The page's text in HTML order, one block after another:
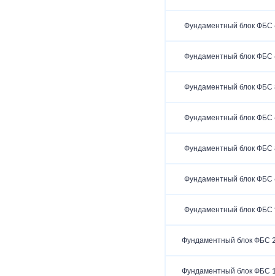
Фундаментный блок ФБС
Фундаментный блок ФБС
Фундаментный блок ФБС
Фундаментный блок ФБС
Фундаментный блок ФБС
Фундаментный блок ФБС
Фундаментный блок ФБС
Фундаментный блок ФБС
Фундаментный блок ФБС